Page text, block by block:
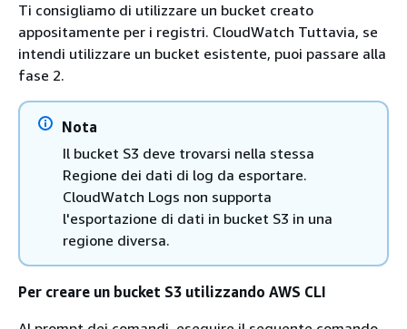
Ti consigliamo di utilizzare un bucket creato
appositamente per i registri. CloudWatch Tuttavia, se
intendi utilizzare un bucket esistente, puoi passare alla
fase 2.
Nota
Il bucket S3 deve trovarsi nella stessa
Regione dei dati di log da esportare.
CloudWatch Logs non supporta
l'esportazione di dati in bucket S3 in una
regione diversa.
Per creare un bucket S3 utilizzando AWS CLI